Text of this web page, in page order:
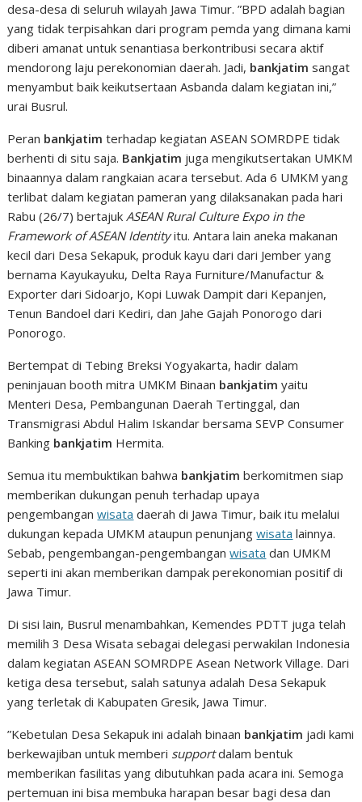
desa-desa di seluruh wilayah Jawa Timur. ”BPD adalah bagian
yang tidak terpisahkan dari program pemda yang dimana kami
diberi amanat untuk senantiasa berkontribusi secara aktif
mendorong laju perekonomian daerah. Jadi, bankjatim sangat
menyambut baik keikutsertaan Asbanda dalam kegiatan ini,”
urai Busrul.
Peran bankjatimterhadap kegiatan ASEAN SOMRDPE tidak
berhenti di situ saja. Bankjatim juga mengikutsertakan UMKM
binaannya dalam rangkaian acara tersebut. Ada 6 UMKM yang
terlibat dalam kegiatan pameran yang dilaksanakan pada hari
Rabu (26/7) bertajukASEAN Rural Culture Expo in the
Framework of ASEAN Identityitu. Antara lain aneka makanan
kecil dari Desa Sekapuk, produk kayu dari dari Jember yang
bernama Kayukayuku, Delta Raya Furniture/Manufactur &
Exporter dari Sidoarjo, Kopi Luwak Dampit dari Kepanjen,
Tenun Bandoel dari Kediri, dan Jahe Gajah Ponorogo dari
Ponorogo.
Bertempat di Tebing Breksi Yogyakarta, hadir dalam
peninjauan booth mitra UMKM Binaan bankjatimyaitu
Menteri Desa, Pembangunan Daerah Tertinggal, dan
Transmigrasi Abdul Halim Iskandar bersama SEVP Consumer
Banking bankjatim Hermita.
Semua itu membuktikan bahwa bankjatim berkomitmen siap
memberikan dukungan penuh terhadap upaya
pengembanganwisata daerah di Jawa Timur, baik itu melalui
dukungan kepada UMKM ataupun penunjangwisata lainnya.
Sebab, pengembangan-pengembanganwisata dan UMKM
seperti ini akan memberikan dampak perekonomian positif di
Jawa Timur.
Di sisi lain, Busrul menambahkan, Kemendes PDTT juga telah
memilih 3 Desa Wisata sebagai delegasi perwakilan Indonesia
dalam kegiatan ASEAN SOMRDPE Asean Network Village. Dari
ketiga desa tersebut, salah satunya adalah Desa Sekapuk
yang terletak di Kabupaten Gresik, Jawa Timur.
”Kebetulan Desa Sekapuk ini adalah binaan bankjatim jadi kami
berkewajiban untuk memberi supportdalam bentuk
memberikan fasilitas yang dibutuhkan pada acara ini. Semoga
pertemuan ini bisa membuka harapan besar bagi desa dan